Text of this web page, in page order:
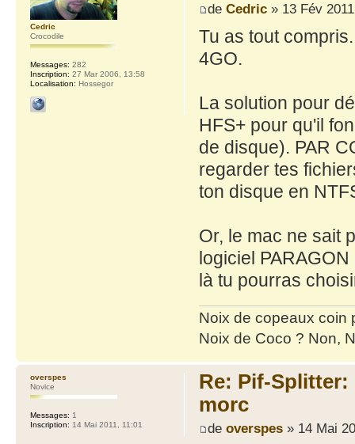
de Cedric» 13 Fév
Tu as tout
4GO.
La solution pour
HFS+ pour qu'il
de disque). PAR
regarder tes
ton disque en
Or, le mac ne sait
logiciel
là tu pourras
Noix de copeaux coin
Noix de Coco ? Non,
Cedric
Crocodile
Messages: 282
Inscription: 27 Mar 2006, 13:58
Localisation: Hossegor
Re: Pif-
morc
de overspes» 14 Mai
overspes
Novice
Messages: 1
Inscription: 14 Mai 2011, 11:01